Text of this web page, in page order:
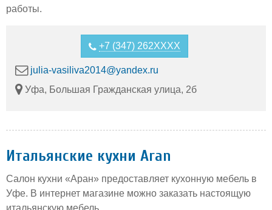
работы.
+7 (347) 262XXXX
julia-vasiliva2014@yandex.ru
Уфа, Большая Гражданская улица, 2б
Итальянские кухни Aran
Салон кухни «Аран» предоставляет кухонную мебель в
Уфе. В интернет магазине можно заказать настоящую
итальянскую мебель.